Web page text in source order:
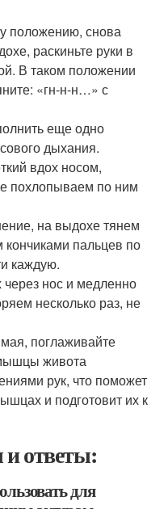
положению, снова
раскиньте руки в
В таком положении
«гн-н-н…» с
еще одно
дыхания.
вдох носом,
похлопываем по ним
на выдохе тянем
пальцев по
каждую.
нос и медленно
несколько раз, не
поглаживайте
живота
рук, что поможет
и подготовит их к
ответы:
для